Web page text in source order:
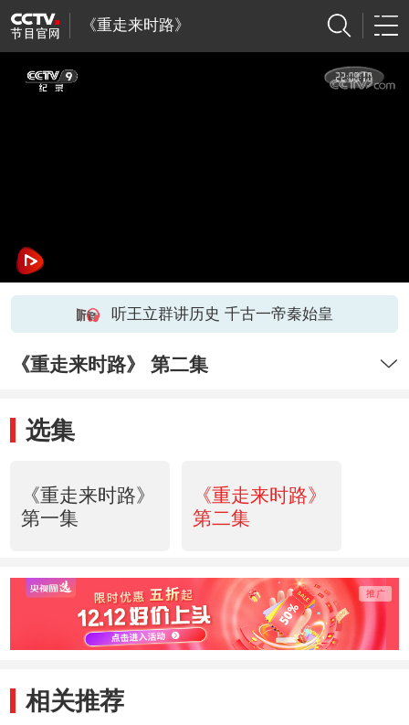
《重走来时路》
听王立群讲历史 千古一帝秦始皇
《重走来时路》 第二集
选集
《重走来时路》
第一集
《重走来时路》
第二集
相关推荐